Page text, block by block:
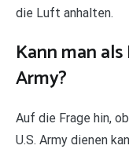
die Luft anhalten.
Kann man
Army?
Auf die Frage hin,
U.S. Army dienen